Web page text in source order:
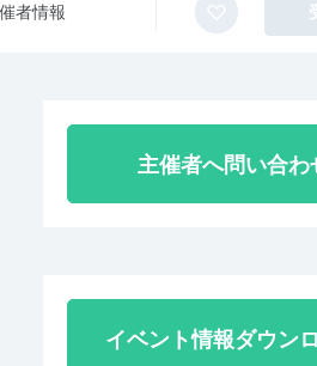
者情報
主催者へ問い合わ
イベント情報ダウン